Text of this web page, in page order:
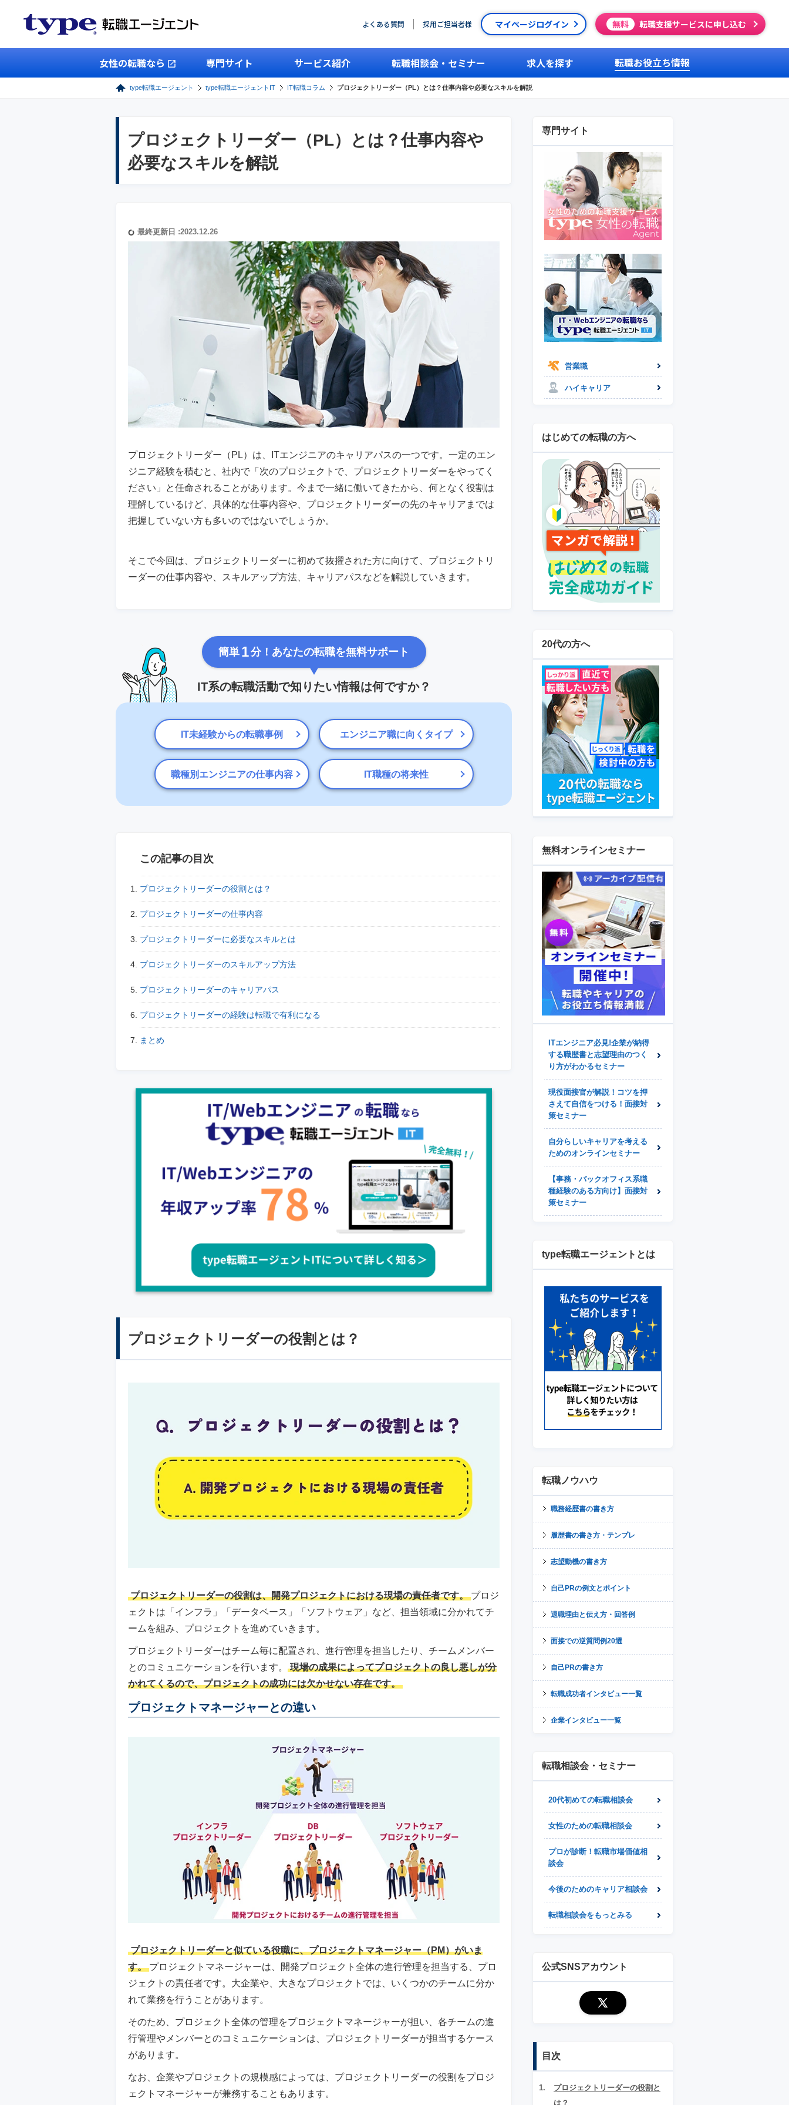
よくある質問 採用ご担当者様 マイページログイン 無料 転職支援サービスに申し込む
女性の転職なら 専門サイト サービス紹介 転職相談会・セミナー 求人を探す 転職お役立ち情報
type転職エージェント type転職エージェントIT IT転職コラム プロジェクトリーダー（PL）とは？仕事内容や必要なスキルを解説
プロジェクトリーダー（PL）とは？仕事内容や
必要なスキルを解説
最終更新日 :2023.12.26
プロジェクトリーダー（PL）は、ITエンジニアのキャリアパスの一つです。一定のエン
ジニア経験を積むと、社内で「次のプロジェクトで、プロジェクトリーダーをやってく
ださい」と任命されることがあります。今まで一緒に働いてきたから、何となく役割は
理解しているけど、具体的な仕事内容や、プロジェクトリーダーの先のキャリアまでは
把握していない方も多いのではないでしょうか。
そこで今回は、プロジェクトリーダーに初めて抜擢された方に向けて、プロジェクトリ
ーダーの仕事内容や、スキルアップ方法、キャリアパスなどを解説していきます。
簡単 1分！あなたの転職を無料サポート
IT系の転職活動で知りたい情報は何ですか？
IT未経験からの転職事例 エンジニア職に向くタイプ
職種別エンジニアの仕事内容 IT職種の将来性
この記事の目次
プロジェクトリーダーの役割とは？
プロジェクトリーダーの仕事内容
プロジェクトリーダーに必要なスキルとは
プロジェクトリーダーのスキルアップ方法
プロジェクトリーダーのキャリアパス
プロジェクトリーダーの経験は転職で有利になる
まとめ
プロジェクトリーダーの役割とは？
プロジェクトリーダーの役割は、開発プロジェクトにおける現場の責任者です。 プロジ
ェクトは「インフラ」「データベース」「ソフトウェア」など、担当領域に分かれてチ
ームを組み、プロジェクトを進めていきます。
プロジェクトリーダーはチーム毎に配置され、進行管理を担当したり、チームメンバー
とのコミュニケーションを行います。
現場の成果によってプロジェクトの良し悪しが分
かれてくるので、プロジェクトの成功には欠かせない存在です。
プロジェクトマネージャーとの違い
プロジェクトリーダーと似ている役職に、プロジェクトマネージャー（PM）がいま
す。 プロジェクトマネージャーは、開発プロジェクト全体の進行管理を担当する、プロ
ジェクトの責任者です。大企業や、大きなプロジェクトでは、いくつかのチームに分か
れて業務を行うことがあります。
そのため、プロジェクト全体の管理をプロジェクトマネージャーが担い、各チームの進
行管理やメンバーとのコミュニケーションは、プロジェクトリーダーが担当するケース
があります。
なお、企業やプロジェクトの規模感によっては、プロジェクトリーダーの役割をプロジ
ェクトマネージャーが兼務することもあります。
専門サイト
営業職
ハイキャリア
はじめての転職の方へ
20代の方へ
無料オンラインセミナー
ITエンジニア必見!企業が納得
する職歴書と志望理由のつく
り方がわかるセミナー
現役面接官が解説！コツを押
さえて自信をつける！面接対
策セミナー
自分らしいキャリアを考える
ためのオンラインセミナー
【事務・バックオフィス系職
種経験のある方向け】面接対
策セミナー
type転職エージェントとは
転職ノウハウ
職務経歴書の書き方
履歴書の書き方・テンプレ
志望動機の書き方
自己PRの例文とポイント
退職理由と伝え方・回答例
面接での逆質問例20選
自己PRの書き方
転職成功者インタビュー一覧
企業インタビュー一覧
転職相談会・セミナー
20代初めての転職相談会
女性のための転職相談会
プロが診断！転職市場価値相
談会
今後のためのキャリア相談会
転職相談会をもっとみる
公式SNSアカウント
目次
プロジェクトリーダーの役割と
は？